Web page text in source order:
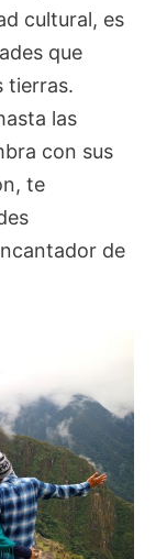
cultural, es
que
tierras.
las
con sus
te
de